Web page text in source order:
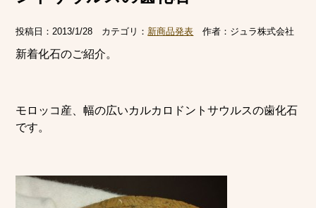
投稿日：2013/1/28 カテゴリ： 新商品発表 作者： ジュラ株式会社
新着化石のご紹介。
モロッコ産、幅の広いカルカロドントサウルスの歯化石
です。